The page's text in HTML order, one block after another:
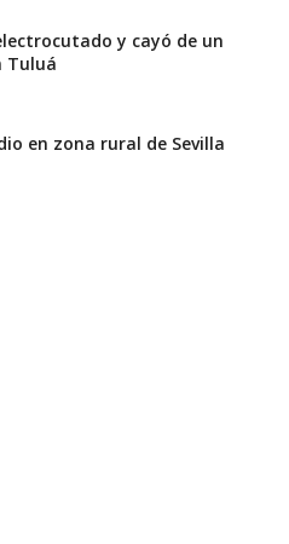
y cayó de un
Tuluá
en zona rural de Sevilla